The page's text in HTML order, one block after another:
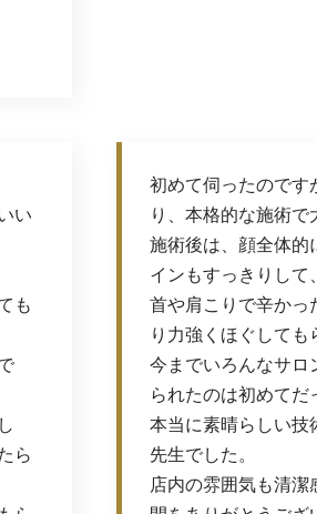
い
も
ら
初めて伺ったのです
り、本格的な施術で
施術後は、顔全体的
インもすっきりして
首や肩こりで辛かっ
り力強くほぐしても
今までいろんなサロ
られたのは初めてだ
本当に素晴らしい技
先生でした。
店内の雰囲気も清